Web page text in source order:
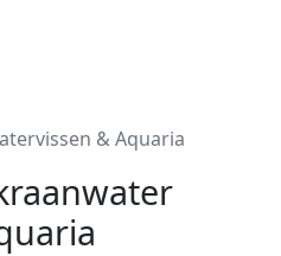
& Aquaria